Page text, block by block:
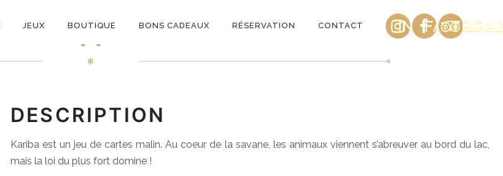
JEUX BOUTIQUE BONS CADEAUX RÉSERVATION CONTACT INSTAGRAM
Hippo
✻
DESCRIPTION
Kariba est un jeu de cartes malin. Au coeur de la savane, les animaux viennent s’abreuver au bord du lac,
mais la loi du plus fort domine !